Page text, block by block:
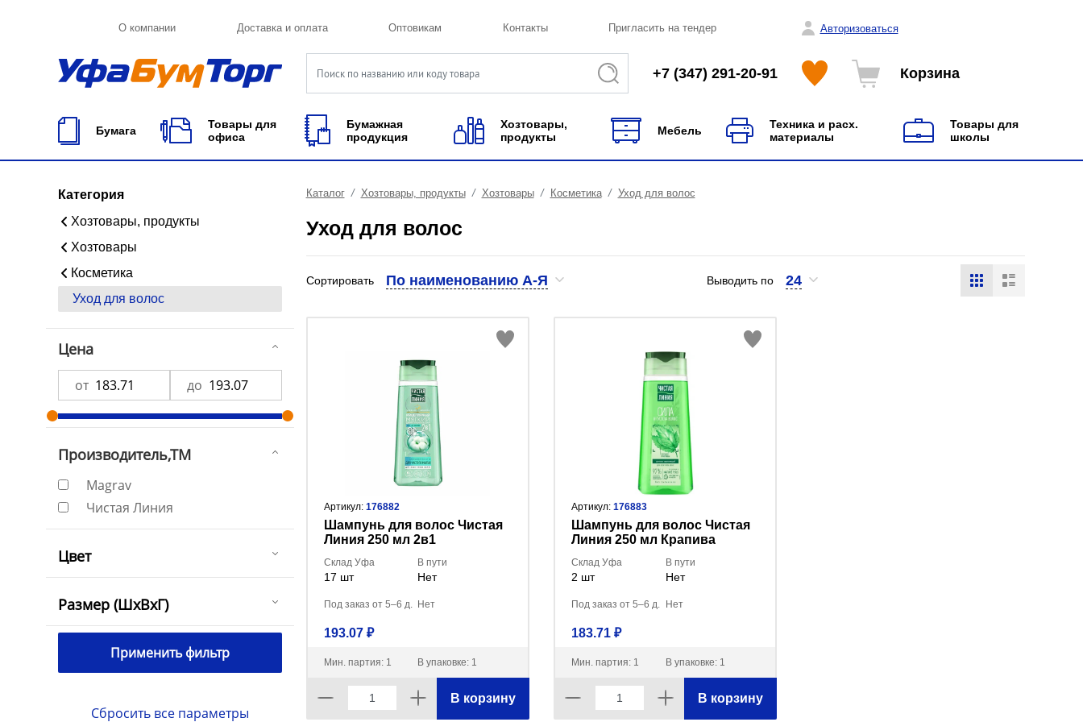
О компании Доставка и оплата Оптовикам Контакты Пригласить на тендер Авторизоваться
+7 (347) 291-20-91 Корзина
Бумага
Товары для
офиса
Бумажная
продукция
Хозтовары,
продукты
Мебель
Техника и расх.
материалы
Товары для
школы
Категория
Хозтовары, продукты
Хозтовары
Косметика
Уход для волос
Цена
от до
Производитель,ТМ
Magrav
Чистая Линия
Цвет
Размер (ШxВxГ)
Каталог Хозтовары, продукты Хозтовары Косметика Уход для волос
Уход для волос
Сортировать По наименованию А-Я Выводить по 24
Артикул: 176882
Шампунь для волос Чистая
Линия 250 мл 2в1
молочко
Склад Уфа
17 шт
В пути
Нет
Под заказ от 5–6 д. Нет
193.07 ₽
Мин. партия: 1 В упаковке: 1
В корзину
Артикул: 176883
Шампунь для волос Чистая
Линия 250 мл Крапива
Склад Уфа
2 шт
В пути
Нет
Под заказ от 5–6 д. Нет
183.71 ₽
Мин. партия: 1 В упаковке: 1
В корзину